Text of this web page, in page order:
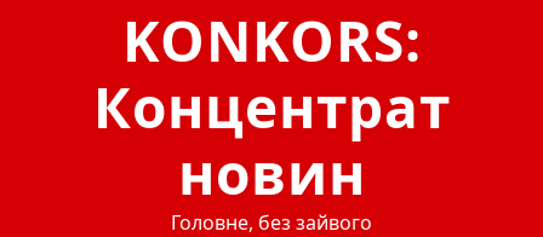
KONKORS:
Концентрат
новин
Головне, без зайвого